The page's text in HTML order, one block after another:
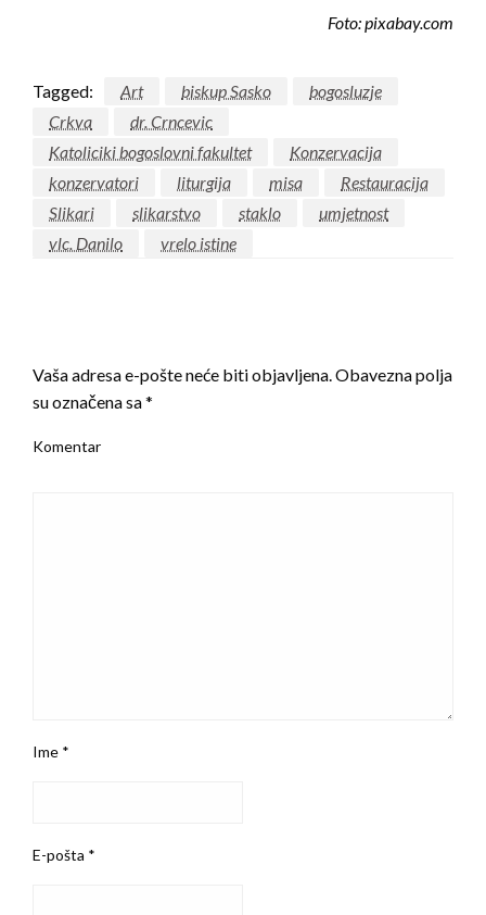
Foto: pixabay.com
Tagged: Art biskup Sasko
bogosluzje
Crkva
dr. Crncevic
Katoliciki bogoslovni fakultet
Konzervacija
konzervatori
liturgija misa
Restauracija
Slikari
slikarstvo staklo
umjetnost
vlc. Danilo
vrelo istine
Vaša adresa e-pošte neće biti objavljena.Obavezna polja
su označena sa*
Komentar
Ime *
E-pošta *